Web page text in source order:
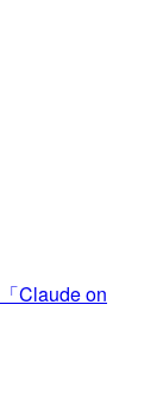
Claude on